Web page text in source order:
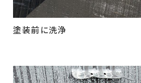
塗装前に洗浄